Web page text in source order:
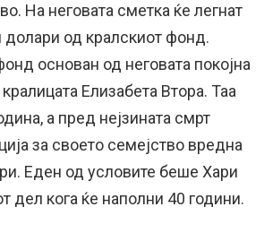
На неговата сметка ќе легнат
од кралскиот фонд.
основан од неговата покојна
Елизабета Втора. Таа
а пред нејзината смрт
за своето семејство вредна
Еден од условите беше Хари
дел кога ќе наполни 40 години.